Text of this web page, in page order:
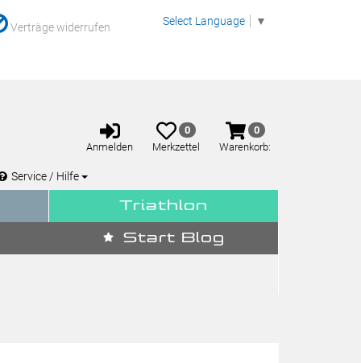
Verträge widerrufen Select Language ▼
Anmelden
Merkzettel
aufklappen
0
Merkzettel
Warenkorb
aufklappen
0
Warenkorb:
Service / Hilfe
Triathlon
Start Blog